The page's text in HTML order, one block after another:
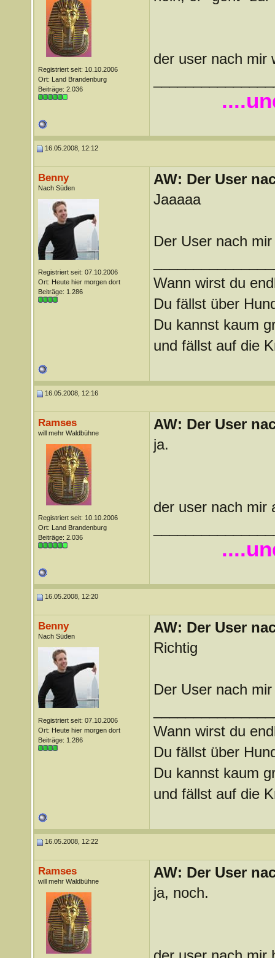
Registriert seit: 10.10.2006
Ort: Land Brandenburg
Beiträge: 2.036
der user nach mir
16.05.2008, 12:12
Benny
Nach Süden
Registriert seit: 07.10.2006
Ort: Heute hier morgen dort
Beiträge: 1.286
AW: Der User
Jaaaaa
Der User nach
Wann wirst du
Du fällst über
Du kannst kaum
und fällst auf die
16.05.2008, 12:16
Ramses
will mehr Waldbühne
Registriert seit: 10.10.2006
Ort: Land Brandenburg
Beiträge: 2.036
AW: Der User
ja.
der user nach mir
16.05.2008, 12:20
Benny
Nach Süden
Registriert seit: 07.10.2006
Ort: Heute hier morgen dort
Beiträge: 1.286
AW: Der User
Richtig
Der User nach
Wann wirst du
Du fällst über
Du kannst kaum
und fällst auf die
16.05.2008, 12:22
Ramses
will mehr Waldbühne
AW: Der User
ja, noch.